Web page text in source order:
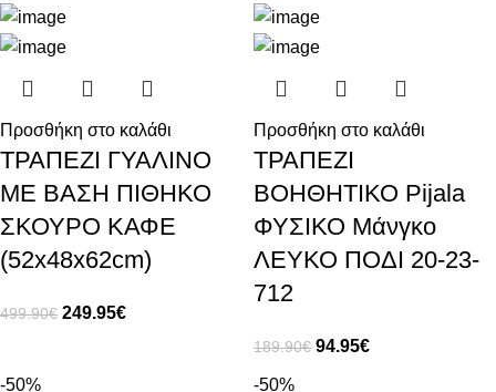
Προσθήκη στο καλάθι
ΤΡΑΠΕΖΙ ΓΥΑΛΙΝΟ
ΜΕ ΒΑΣΗ ΠΙΘΗΚΟ
ΣΚΟΥΡΟ ΚΑΦΕ
(52x48x62cm)
499.90€ 249.95€
Προσθήκη στο καλάθι
ΤΡΑΠΕΖΙ
ΒΟΗΘΗΤΙΚΟ Pijala
ΦΥΣΙΚΟ Μάνγκο
ΛΕΥΚΟ ΠΟΔΙ 20-23-
712
189.90€ 94.95€
-50% -50%